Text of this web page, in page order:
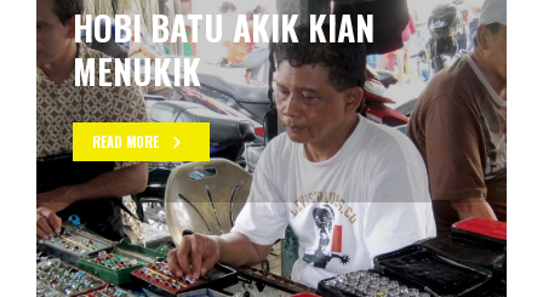
HOBI BATU AKIK KIAN
MENUKIK
READ MORE